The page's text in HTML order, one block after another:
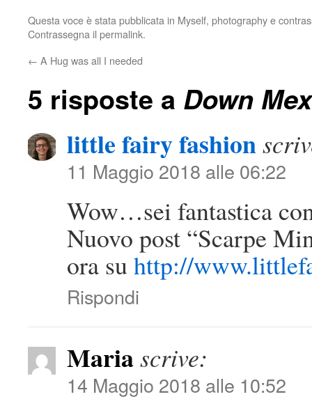
Questa voce è stata pubblicata in Myself, photographye
Contrassegna il permalink.
← A Hug was all I needed
5 risposte a Down
little fairy fashion
11 Maggio 2018 alle 06:22
Wow…sei fantastica
Nuovo post “Scarpe
ora su http://
Rispondi
Mariascrive:
14 Maggio 2018 alle 10:52